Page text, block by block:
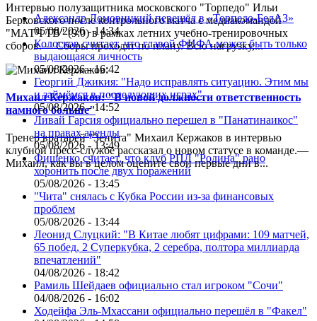
Интервью полузащитника московского "Торпедо" Ильи
Берковского после контрольного матча с медиакомандой
"МАТЧ ТВ" (9:0) в рамках летних учебно-тренировочных
сборов.— Сборы проходят по плану. Всю нагрузку,...
Михаил Кержаков: "В новой должности ответственность
намного больше"
Тренер вратарей "Зенита" Михаил Кержаков в интервью
клубной пресс-службе рассказал о новом статусе в команде.—
Михаил, как вы в целом оцените свои первые дни в...
Александр Ломовицкий перешёл в «Торпедо-БелАЗ»
05/08/2026 - 14:34
Колосков считает, что главой ФИФА может быть только
выдающаяся личность
05/08/2026 - 16:42
Георгий Джикия: "Надо исправлять ситуацию. Этим мы
и займёмся в последующих играх"
05/08/2026 - 14:52
Ливай Гарсия официально перешел в "Панатинаикос"
на правах аренды
05/08/2026 - 13:49
Фищенко считает, что клуб РПЛ "Родина" рано
хоронить после двух поражений
05/08/2026 - 13:45
"Чита" снялась с Кубка России из-за финансовых
проблем
05/08/2026 - 13:44
Леонид Слуцкий: "В Китае любят цифрами: 109 матчей,
65 побед, 2 Суперкубка, 2 серебра, полтора миллиарда
впечатлений"
04/08/2026 - 18:42
Рамиль Шейдаев официально стал игроком "Сочи"
04/08/2026 - 16:02
Ходейфа Эль-Мхассани официально перешёл в "Факел"